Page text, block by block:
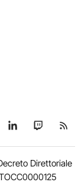
su TikTok
Seguici su
Seguici
Direttoriale